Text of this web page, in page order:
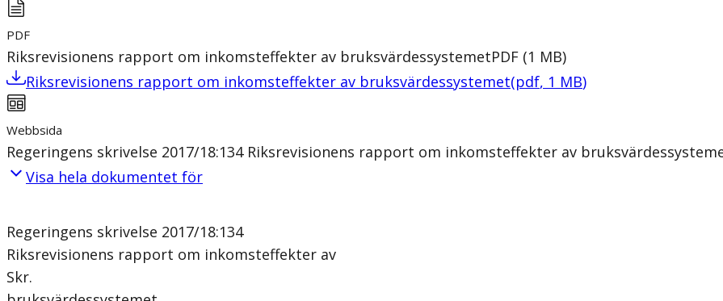
PDF
Riksrevisionens rapport om inkomsteffekter av bruksvärdessystemetPDF (1 MB)
Riksrevisionens rapport om inkomsteffekter av bruksvärdessystemet(pdf, 1 MB)
Webbsida
Regeringens skrivelse 2017/18:134 Riksrevisionens rapport om inkomsteffekter av
Visa hela dokumentet för
Regeringens skrivelse 2017/18:134
Riksrevisionens rapport om inkomsteffekter av
Skr.